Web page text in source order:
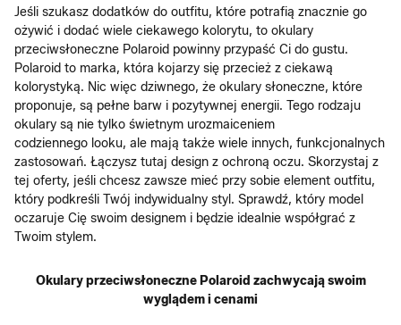
Jeśli szukasz dodatków do outfitu, które potrafią znacznie go
ożywić i dodać wiele ciekawego kolorytu, to okulary
przeciwsłoneczne Polaroid powinny przypaść Ci do gustu.
Polaroid to marka, która kojarzy się przecież z ciekawą
kolorystyką. Nic więc dziwnego, że okulary słoneczne, które
proponuje, są pełne barw i pozytywnej energii. Tego rodzaju
okulary są nie tylko świetnym urozmaiceniem
codziennego looku, ale mają także wiele innych, funkcjonalnych
zastosowań. Łączysz tutaj design z ochroną oczu. Skorzystaj z
tej oferty, jeśli chcesz zawsze mieć przy sobie element outfitu,
który podkreśli Twój indywidualny styl. Sprawdź, który model
oczaruje Cię swoim designem i będzie idealnie współgrać z
Twoim stylem.
Okulary przeciwsłoneczne Polaroid zachwycają swoim
wyglądem i cenami